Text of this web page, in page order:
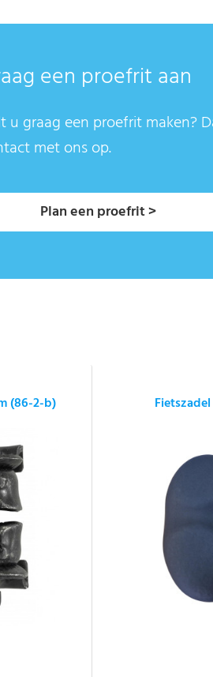
een proefrit aan
u graag een proefrit maken?
met ons op.
Plan een proefrit >
(86-2-b)